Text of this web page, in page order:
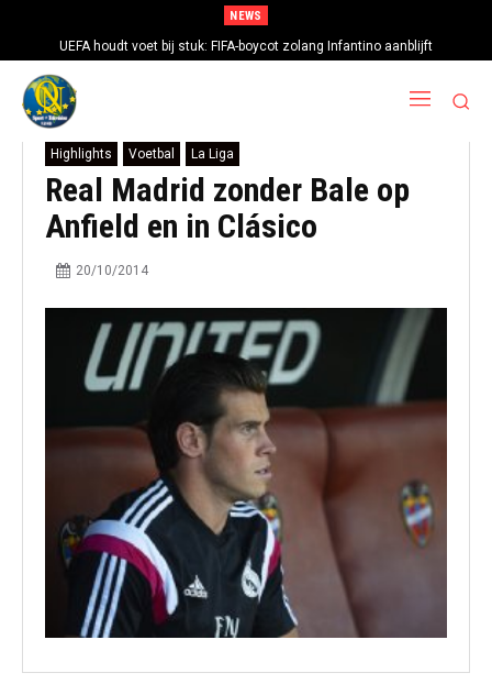
NEWS
UEFA houdt voet bij stuk: FIFA-boycot zolang Infantino aanblijft
Highlights Voetbal La Liga
Real Madrid zonder Bale op
Anfield en in Clásico
20/10/2014